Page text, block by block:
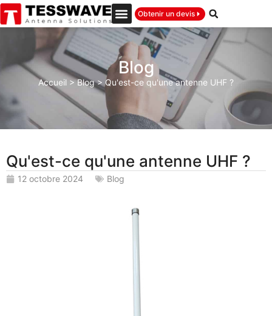
Obtenir un devis
Blog
Accueil >Blog> Qu'est-ce qu'une antenne UHF ?
Qu'est-ce qu'une antenne UHF ?
12 octobre 2024 Blog